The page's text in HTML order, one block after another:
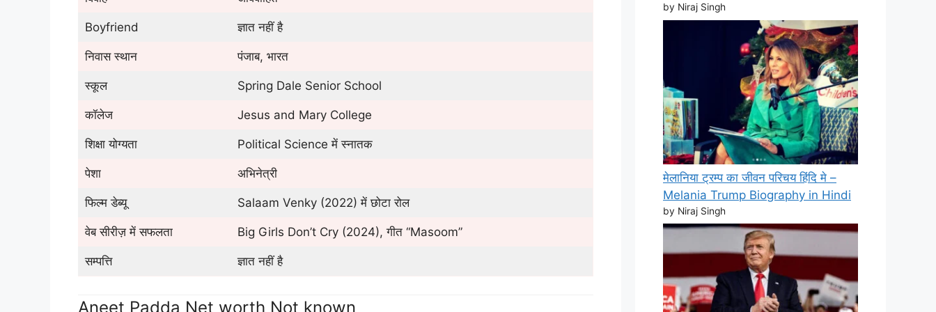
Boyfriend ज्ञात नहीं है
निवास स्थान पंजाब, भारत
स्कूल Spring Dale Senior School
कॉलेज Jesus and Mary College
शिक्षा योग्यता Political Science में स्नातक
पेशा अभिनेत्री
फिल्म डेब्यू Salaam Venky (2022) में छोटा रोल
वेब सीरीज़ में सफलता Big Girls Don’t Cry (2024), गीत “Masoom”
सम्पत्ति ज्ञात नहीं है
Aneet Padda Net worth Not known
by Niraj Singh
मेलानिया ट्रम्प का जीवन परिचय हिंदि मे –
Melania Trump Biography in Hindi
by Niraj Singh